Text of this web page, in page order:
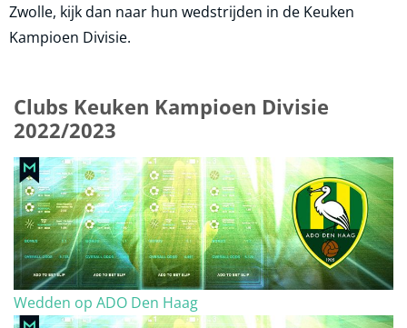
Zwolle, kijk dan naar hun wedstrijden in de Keuken
Kampioen Divisie.
Clubs Keuken Kampioen Divisie
2022/2023
Wedden op ADO Den Haag